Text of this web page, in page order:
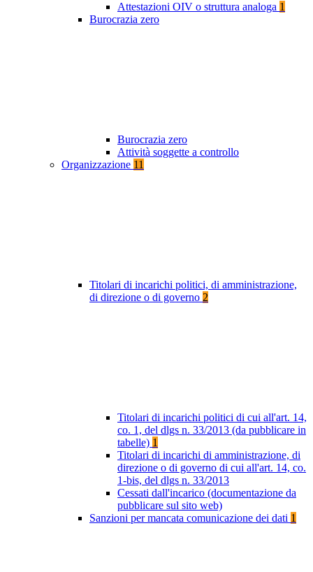
Attestazioni OIV o struttura analoga 1
Burocrazia zero
Burocrazia zero
Attività soggette a controllo
Organizzazione 11
Titolari di incarichi politici, di amministrazione,
di direzione o di governo 2
Titolari di incarichi politici di cui all'art. 14,
co. 1, del dlgs n. 33/2013 (da pubblicare in
tabelle) 1
Titolari di incarichi di amministrazione, di
direzione o di governo di cui all'art. 14, co.
1-bis, del dlgs n. 33/2013
Cessati dall'incarico (documentazione da
pubblicare sul sito web)
Sanzioni per mancata comunicazione dei dati 1